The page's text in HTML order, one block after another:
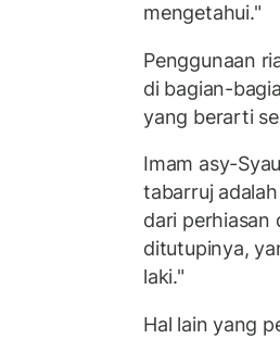
mengetahui."
Penggunaan
di bagian-
yang berarti
Imam asy-
tabarruj
dari perhiasan
ditutupinya,
laki."
Hal lain yang